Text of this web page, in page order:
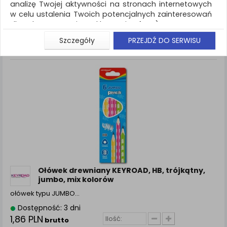
Sortuj po Standardowe
Siatka Lista
Ołówek drewniany KEYROAD, HB, trójkątny,
jumbo, mix kolorów
ołówek typu JUMBO…
Dostępność: 3 dni
1,86 PLN brutto
analizę Twojej aktywności na stronach internetowych
w celu ustalenia Twoich potencjalnych zainteresowań
dla dostosowania reklamy i oferty), w tym na
umieszczanie tzw. cookies na Twoich urządzeniach i
ich odczytywanie, kliknij przycisk „Przejdź do serwisu”.
Jeśli nie chcesz wyrazić zgody lub ograniczyć jej
zakres, kliknij „Szczegóły”, gdzie znajdziesz wszelkie
informacje o tym jak to zrobić . Te same informacje
znajdziesz także na podstronie z naszą polityką
prywatności obowiązującą od 25 maja 2018.
W przypadku użytkowników zalogowanych, aby
umożliwić prawidłową realizację Umowy z Państwem i
związane z tym prawidłowe działanie naszej strony
www, a w szczególności np. wysłanie potwierdzenia
zamówienia na Państwa email lub wyświetlenie
Państwu prawidłowych informacji o promocjach czy
cenach indywidualnych, ważna jest Państwa
wcześniejsza zgoda której udzieliliście podczas
zakładania konta.
Każda Państwa zgoda jest dobrowolna i można ją w
dowolnym momencie wycofać.
Szczegóły PRZEJDŹ DO SERWISU